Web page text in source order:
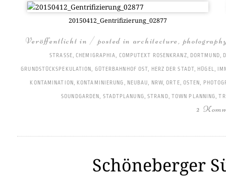
20150412_Gentrifizierung_02877
Veröffentlicht in / posted in architecture,
STRASSE ,CHEMIGRAPHIA, COMPUTEXT ROSENKRANZ, DORTMUND,
GRUNDSTÜCKSPEKULATION, GÜTERBAHNHOF OST, HERZ DER STADT, HÜGEL,
KONTAMINATION, KONTAMINIERUNG, NEUBAU, NRW,ORTE, OSTEN,
SOUNDGARDEN, STADTPLANUNG,STRAND, TOWN PLANNING,
2
Schöneberger